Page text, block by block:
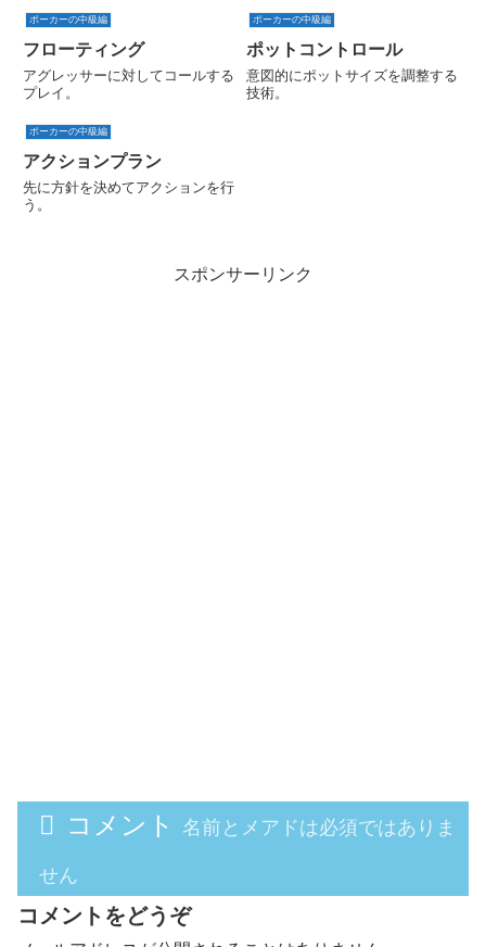
ポーカーの中級編
フローティング
アグレッサーに対してコールする
プレイ。
ポーカーの中級編
ポットコントロール
意図的にポットサイズを調整する
技術。
ポーカーの中級編
アクションプラン
先に方針を決めてアクションを行
う。
スポンサーリンク
コメント 名前とメアドは必須ではありま
せん
コメントをどうぞ